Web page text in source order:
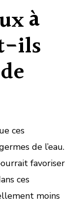
à
ils
ces
de l’eau.
favoriser
ces
moins